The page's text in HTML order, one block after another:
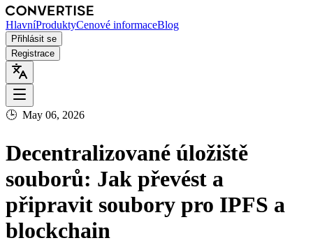
HlavníProduktyCenové informaceBlog
Přihlásit se
Registrace
🕒 May 06, 2026
Decentralizované úložiště
souborů: Jak převést a
připravit soubory pro IPFS a
blockchain